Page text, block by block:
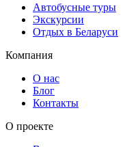
Автобусные туры
Экскурсии
Отдых в Беларуси
Компания
О нас
Блог
Контакты
О проекте